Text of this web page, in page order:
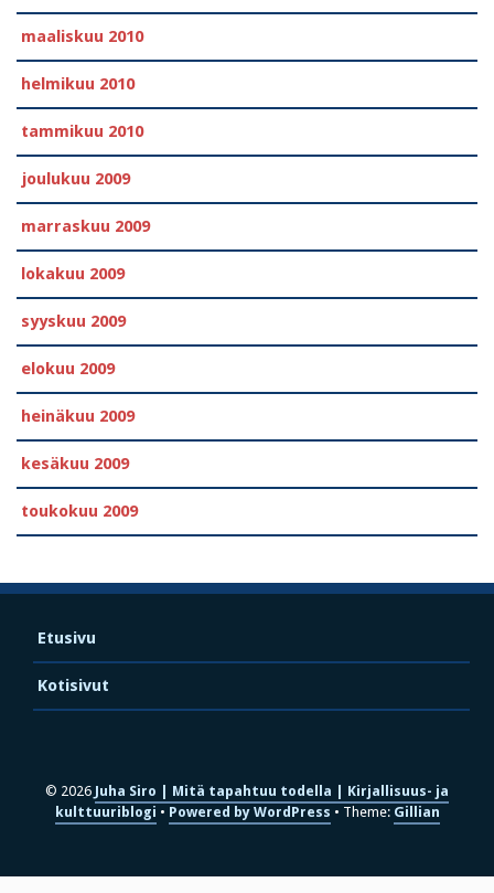
maaliskuu 2010
helmikuu 2010
tammikuu 2010
joulukuu 2009
marraskuu 2009
lokakuu 2009
syyskuu 2009
elokuu 2009
heinäkuu 2009
kesäkuu 2009
toukokuu 2009
Etusivu
Kotisivut
© 2026 Juha Siro | Mitä tapahtuu todella | Kirjallisuus- ja
kulttuuriblogi
Powered by WordPress Theme: Gillian